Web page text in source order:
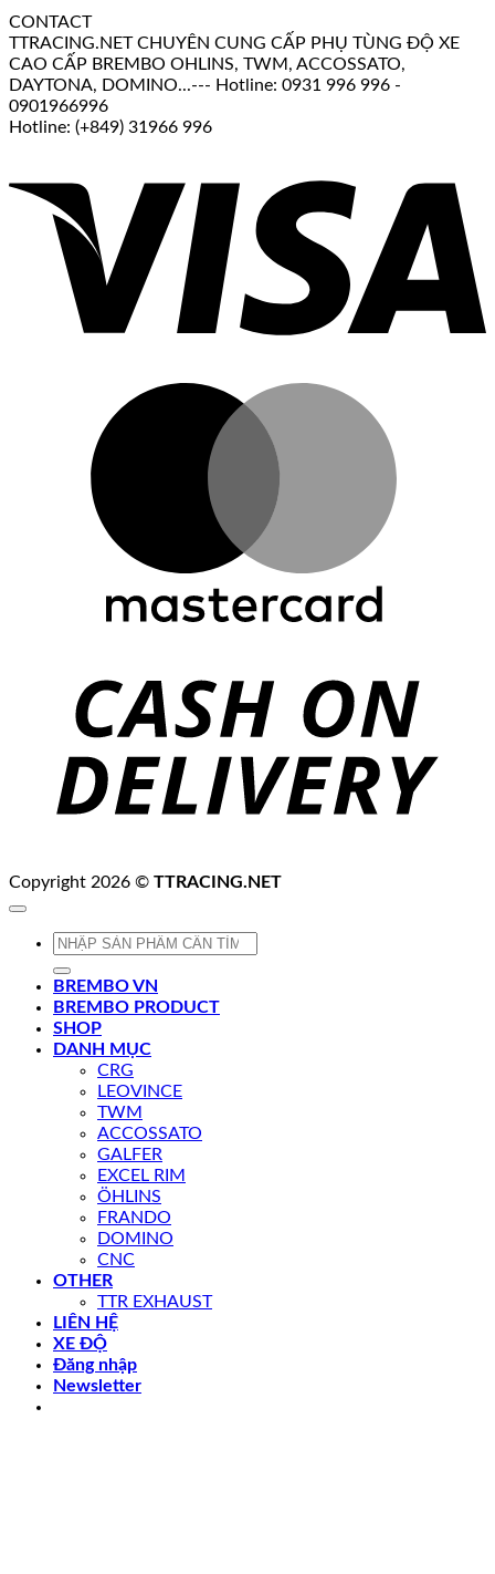
CONTACT
TTRACING.NET CHUYÊN CUNG CẤP PHỤ TÙNG ĐỘ XE
CAO CẤP BREMBO OHLINS, TWM, ACCOSSATO,
DAYTONA, DOMINO...--- Hotline: 0931 996 996 -
0901966996
Hotline: (+849) 31966 996
Copyright 2026 © TTRACING.NET
Tìm
BREMBO VN
BREMBO PRODUCT
SHOP
DANH MỤC
CRG
LEOVINCE
TWM
ACCOSSATO
GALFER
EXCEL RIM
ÖHLINS
FRANDO
DOMINO
CNC
OTHER
TTR EXHAUST
LIÊN HỆ
XE ĐỘ
Đăng nhập
Newsletter